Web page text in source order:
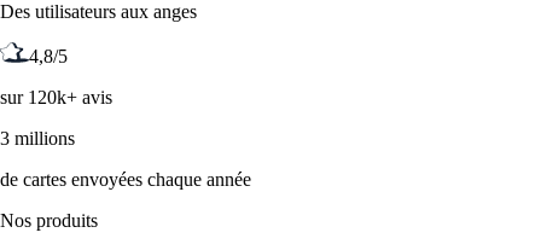
Des utilisateurs aux anges
4,8/5
sur 120k+ avis
3 millions
de cartes envoyées chaque année
Nos produits